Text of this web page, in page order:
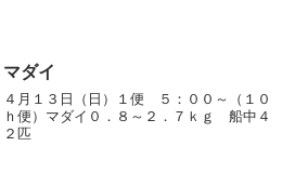
マダイ
４月１３日（日）１便 ５：００～（１０
ｈ便）マダイ０．８～２．７ｋｇ 船中４
２匹